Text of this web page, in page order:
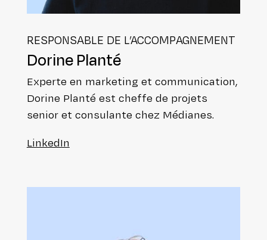
RES­PON­SABLE DE L’ACCOMPAGNEMENT
Dorine Planté
Experte en marketing et com­mu­ni­ca­tion,
Dorine Planté est cheffe de projets
senior et consu­lante chez Médianes.
LinkedIn